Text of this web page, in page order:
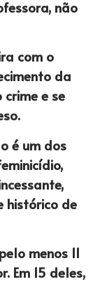
não
com o
da
e se
é um dos
histórico de
menos 11
Em 15 deles,